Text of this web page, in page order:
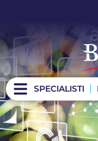
SPECIALISTI